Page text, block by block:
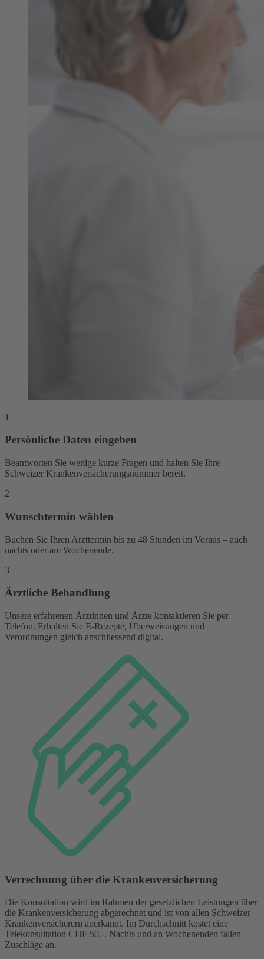
1
Persönliche Daten eingeben
Beantworten Sie wenige kurze Fragen und halten Sie Ihre
Schweizer Krankenversicherungsnummer bereit.
2
Wunschtermin wählen
Buchen Sie Ihren Arzttermin bis zu 48 Stunden im Voraus – auch
nachts oder am Wochenende.
3
Ärztliche Behandlung
Unsere erfahrenen Ärztinnen und Ärzte kontaktieren Sie per
Telefon. Erhalten Sie E-Rezepte, Überweisungen und
Verordnungen gleich anschliessend digital.
Verrechnung über die Kranken­versicherung
Die Konsultation wird im Rahmen der gesetzlichen Leistungen über
die Krankenversicherung abgerechnet und ist von allen Schweizer
Krankenversicherern anerkannt. Im Durchschnitt kostet eine
Telekonsultation CHF 50.-. Nachts und an Wochenenden fallen
Zuschläge an.